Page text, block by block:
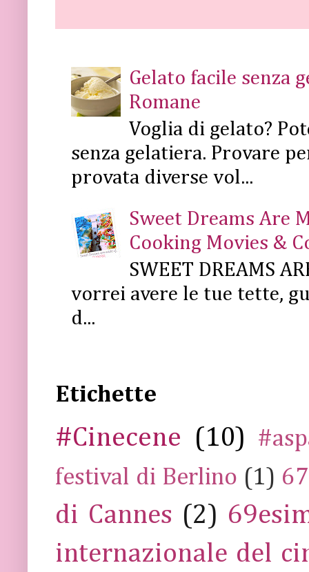
Gelato facile senza
Romane
Voglia di gelato?
senza gelatiera. Provare
provata diverse vol...
Sweet Dreams Are
Cooking Movies &
SWEET DREAMS
vorrei avere le tue tette,
d...
Etichette
#Cinecene (10)
festival di Berlino (1)
di Cannes (2)
internazionale del